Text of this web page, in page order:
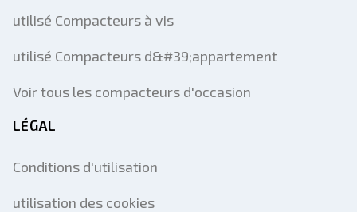
utilisé Compacteurs à vis
utilisé Compacteurs d&#39;appartement
Voir tous les compacteurs d'occasion
LÉGAL
Conditions d'utilisation
utilisation des cookies